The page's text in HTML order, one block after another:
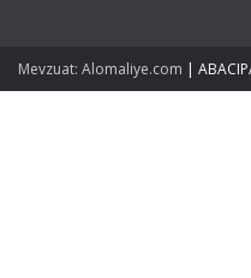
Mevzuat: Alomaliye.com |